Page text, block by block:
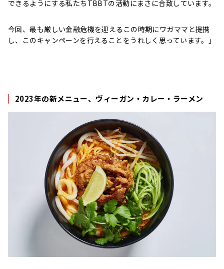
できるようにする私たちTBBTの活動にまさに合致しています。
今回、最も厳しい金融危機を迎えるこの時期にワガママと提携
し、このキャンペーンを行えることをうれしく思っています。」
2023年の新メニュー、ヴィーガン・カレー・ラーメン